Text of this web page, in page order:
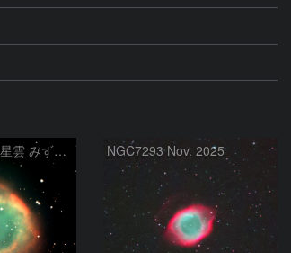
NGC7293らせん星雲 みずかめ座 NGC7293 Nov. 2025